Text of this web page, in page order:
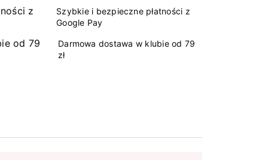
Szybkie i bezpieczne płatności z
Google Pay
Darmowa dostawa w klubie od 79
zł